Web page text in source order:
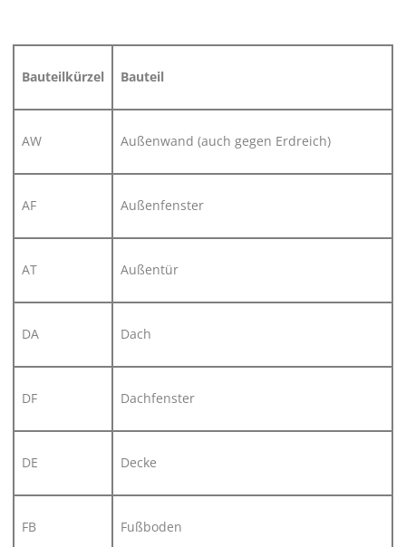
Bauteilkürzel Bauteil
AW Außenwand (auch gegen Erdreich)
AF Außenfenster
AT Außentür
DA Dach
DF Dachfenster
DE Decke
FB Fußboden